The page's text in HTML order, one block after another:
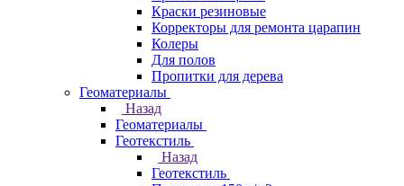
Краски резиновые
Корректоры для ремонта царапин
Колеры
Для полов
Пропитки для дерева
Геоматериалы
Назад
Геоматериалы
Геотекстиль
Назад
Геотекстиль